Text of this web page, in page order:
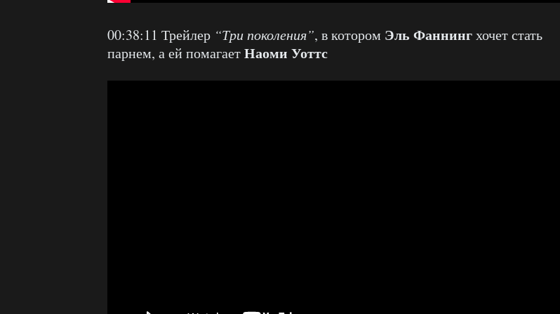
00:38:11 Трейлер “Три поколения”, в котором Эль Фаннингхочет стать
парнем, а ей помагаетНаоми Уоттс